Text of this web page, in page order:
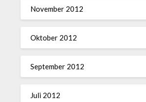
November 2012
Oktober 2012
September 2012
Juli 2012